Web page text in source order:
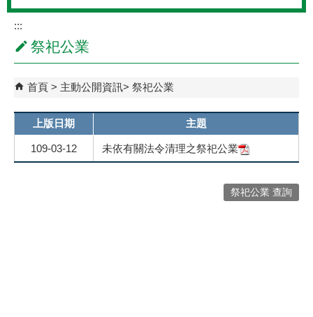
:::
祭祀公業
首頁 主動公開資訊 祭祀公業
上版日期 主題
109-03-12 未依有關法令清理之祭祀公業
祭祀公業 查詢